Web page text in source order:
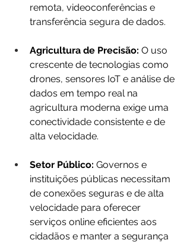
remota, videoconferências e
transferência segura de dados.
Agricultura de Precisão: O uso
crescente de tecnologias como
drones, sensores IoT e análise de
dados em tempo real na
agricultura moderna exige uma
conectividade consistente e de
alta velocidade.
Setor Público: Governos e
instituições públicas necessitam
de conexões seguras e de alta
velocidade para oferecer
serviços online eficientes aos
cidadãos e manter a segurança